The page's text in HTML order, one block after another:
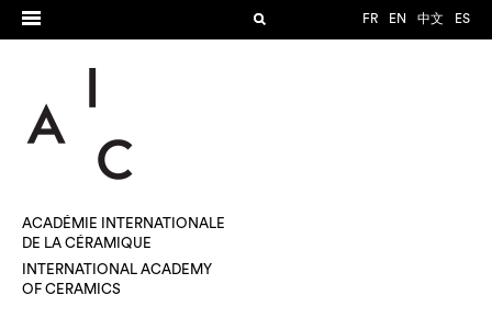
FR EN 中文 ES
ACADÉMIE INTERNATIONALE
DE LA CÉRAMIQUE
INTERNATIONAL ACADEMY
OF CERAMICS